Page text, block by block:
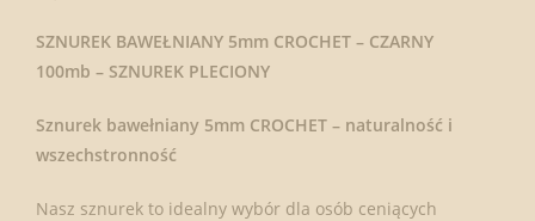
SZNUREK BAWEŁNIANY 5mm CROCHET – CZARNY
100mb – SZNUREK PLECIONY
Sznurek bawełniany 5mm CROCHET – naturalność i
wszechstronność
Nasz sznurek to idealny wybór dla osób ceniących